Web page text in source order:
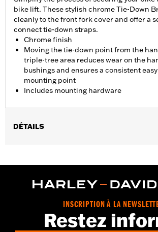
bike lift. These stylish chrome Tie-Down
cleanly to the front fork cover and offer a
connect tie-down straps.
Chrome finish
Moving the tie-down point from the
triple-tree area reduces wear on the
bushings and ensures a consistent
mounting point
Includes mounting hardware
DÉTAILS
Sold In Units:Pair
installation instructionsINSCRIPTION À LA
Restez